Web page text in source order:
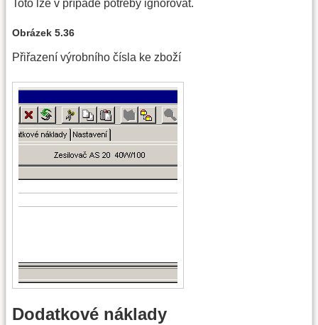
Toto lze v případě potřeby ignorovat.
Obrázek 5.36
Přiřazení výrobního čísla ke zboží
Dodatkové náklady